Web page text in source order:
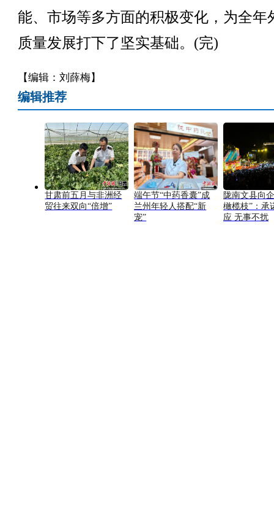
能、市场等多方面的积极变化，为全年
质量发展打下了坚实基础。(完)
【编辑：刘薛梅】
编辑推荐
甘肃前五月与非洲经
贸往来双向“倍增”
端午节“中药香囊”成
兰州年轻人搭配“新
宠”
陇南文县向
橄榄枝”：承
应 无事不扰